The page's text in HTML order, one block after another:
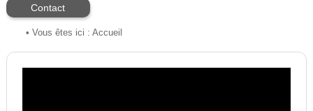
Contact
• Vous êtes ici : Accueil